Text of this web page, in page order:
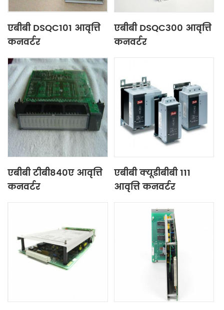
एबीबी DSQC101 आवृत्ति
कनवर्टर
एबीबी DSQC300 आवृत्ति
कनवर्टर
एबीबी टीबी840ए आवृत्ति
कनवर्टर
एबीबी क्यूडीबीबी 111
आवृत्ति कनवर्टर